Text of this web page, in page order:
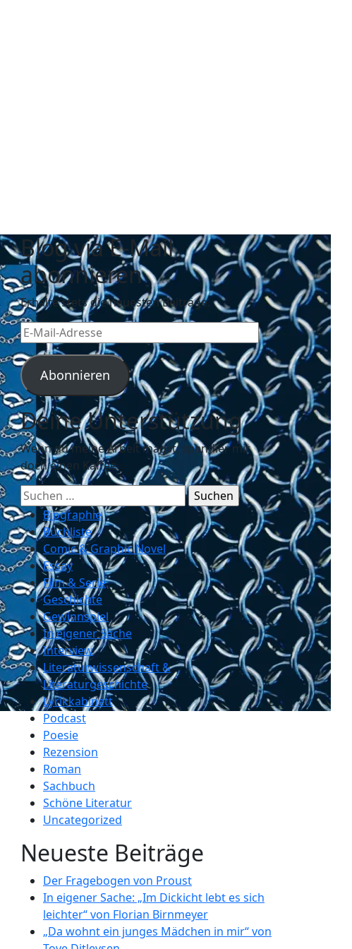
Blog via E-Mail
abonnieren
Erhalte stets die neuesten Beiträge.
E-
Mail-
Adresse
Abonnieren
Deine Unterstützung
Wenn du meine Arbeit magst, spendier mir
doch einen Kaffee.
Suchen
nach:Biographie
Buchliste
Comic & Graphic Novel
Essay
Film & Serie
Geschichte
Gewinnspiel
In eigener Sache
Interview
Literaturwissenschaft &
Literaturgeschichte
Lyrikkabinett
Podcast
Poesie
Rezension
Roman
Sachbuch
Schöne Literatur
Uncategorized
Neueste Beiträge
Der Fragebogen von Proust
In eigener Sache: „Im Dickicht lebt es sich
leichter“ von Florian Birnmeyer
„Da wohnt ein junges Mädchen in mir“ von